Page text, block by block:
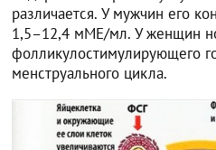
различается. У мужчин его
1,5–12,4 мМЕ/мл. У женщин
фолликулостимулирующего
менструального цикла.